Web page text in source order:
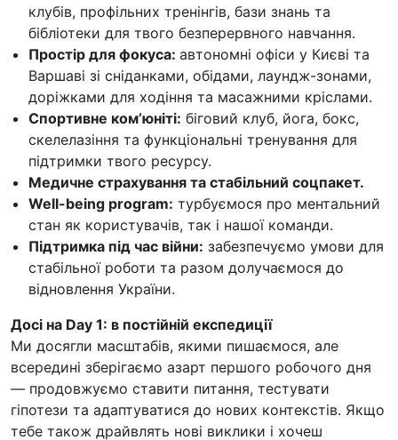
клубів, профільних тренінгів, бази знань та
бібліотеки для твого безперервного навчання.
Простір для фокуса: автономні офіси у Києві та
Варшаві зі сніданками, обідами, лаундж-зонами,
доріжками для ходіння та масажними кріслами.
Спортивне комʼюніті: біговий клуб, йога, бокс,
скелелазіння та функціональні тренування для
підтримки твого ресурсу.
Медичне страхування та стабільний соцпакет.
Well-being program: турбуємося про ментальний
стан як користувачів, так і нашої команди.
Підтримка під час війни: забезпечуємо умови для
стабільної роботи та разом долучаємося до
відновлення України.
Досі на Day 1: в постійній експедиції
Ми досягли масштабів, якими пишаємося, але
всередині зберігаємо азарт першого робочого дня
— продовжуємо ставити питання, тестувати
гіпотези та адаптуватися до нових контекстів. Якщо
тебе також драйвлять нові виклики і хочеш